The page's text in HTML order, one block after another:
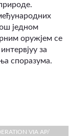
једном
оружјем се
за
споразума.
VIA AP/